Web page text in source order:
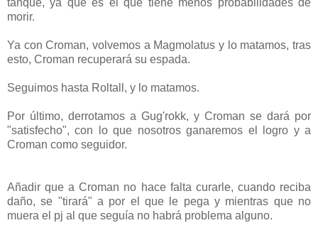
morir.
Ya con Croman, volvemos a Magmolatus y lo matamos, tras
esto, Croman recuperará su espada.
Seguimos hasta Roltall, y lo matamos.
Por último, derrotamos a Gug'rokk, y Croman se dará por
"satisfecho", con lo que nosotros ganaremos el logro y a
Croman como seguidor.
Añadir que a Croman no hace falta curarle, cuando reciba
daño, se "tirará" a por el que le pega y mientras que no
muera el pj al que seguía no habrá problema alguno.